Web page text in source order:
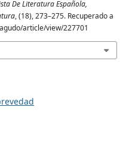
De Literatura Española,
, (18), 273–275. Recuperado a
article/view/227701